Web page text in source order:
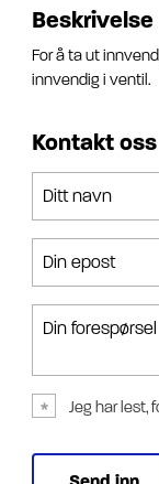
Beskrivelse
For å ta ut
innvendig i ventil.
Kontakt oss
Ditt navn
Din epost
Din forespørsel
Jeg har lest,